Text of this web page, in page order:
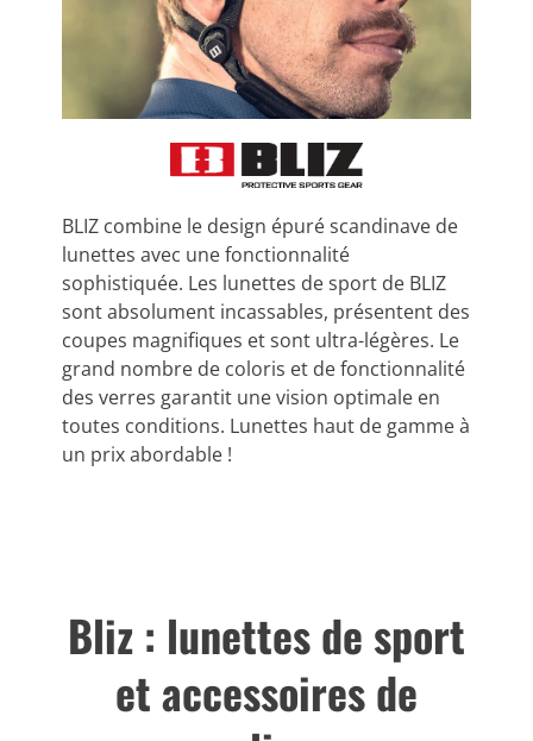
BLIZ combine le design épuré scandinave de
lunettes avec une fonctionnalité
sophistiquée. Les lunettes de sport de BLIZ
sont absolument incassables, présentent des
coupes magnifiques et sont ultra-légères. Le
grand nombre de coloris et de fonctionnalité
des verres garantit une vision optimale en
toutes conditions. Lunettes haut de gamme à
un prix abordable !
Bliz : lunettes de sport
et accessoires de